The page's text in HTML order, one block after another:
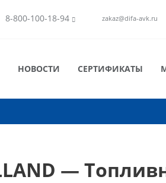
8-800-100-18-94 zakaz@difa-avk.ru
НОВОСТИ СЕРТИФИКАТЫ
—